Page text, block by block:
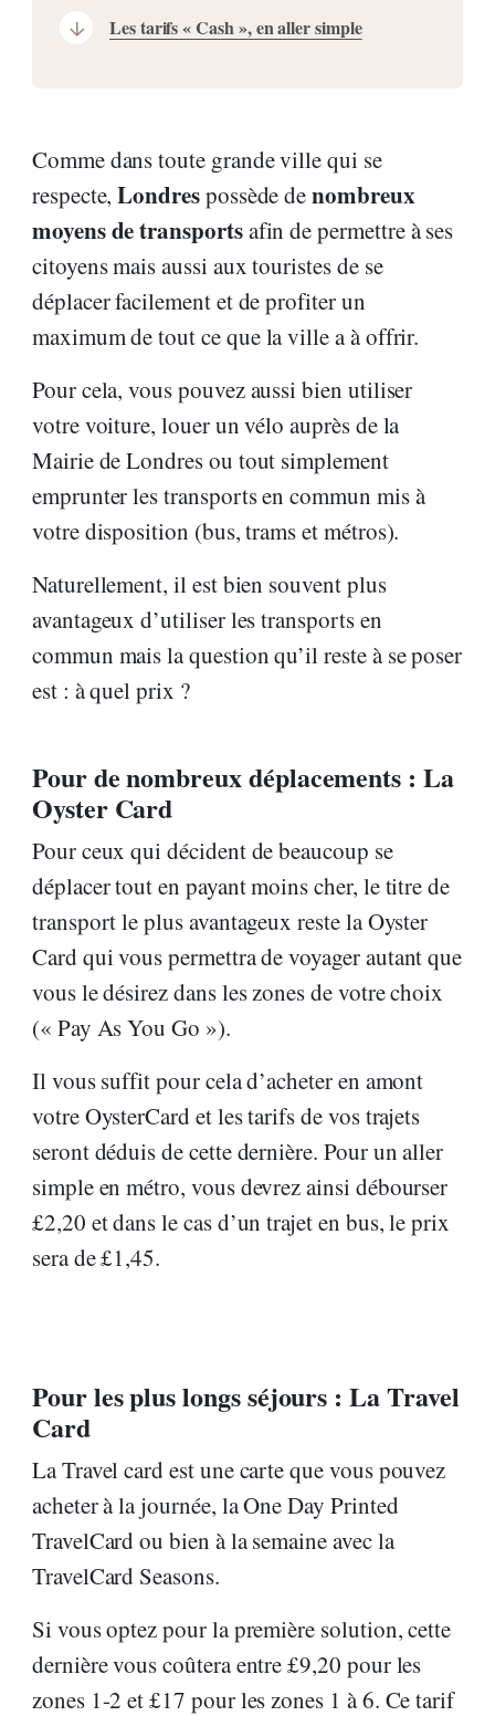
Les tarifs « Cash », en aller simple
Comme dans toute grande ville qui se
respecte,Londrespossède denombreux
moyens de transportsafin de permettre à ses
citoyens mais aussi aux touristes de se
déplacer facilement et de profiter un
maximum de tout ce que la ville a à offrir.
Pour cela, vous pouvez aussi bien utiliser
votre voiture, louer un vélo auprès de la
Mairie de Londres ou tout simplement
emprunter les transports en commun mis à
votre disposition (bus, trams et métros).
Naturellement, il est bien souvent plus
avantageux d’utiliser les transports en
commun mais la question qu’il reste à se poser
est : à quel prix ?
Pour de nombreux déplacements : La
Oyster Card
Pour ceux qui décident de beaucoup se
déplacer tout en payant moins cher, le titre de
transport le plus avantageux reste la Oyster
Card qui vous permettra de voyager autant que
vous le désirez dans les zones de votre choix
(« Pay As You Go »).
Il vous suffit pour cela d’acheter en amont
votre OysterCard et les tarifs de vos trajets
seront déduis de cette dernière. Pour un aller
simple en métro, vous devrez ainsi débourser
£2,20 et dans le cas d’un trajet en bus, le prix
sera de £1,45.
Pour les plus longs séjours : La Travel
Card
La Travel card est une carte que vous pouvez
acheter à la journée, la One Day Printed
TravelCard ou bien à la semaine avec la
TravelCard Seasons.
Si vous optez pour la première solution, cette
dernière vous coûtera entre £9,20 pour les
zones 1-2 et £17 pour les zones 1 à 6. Ce tarif